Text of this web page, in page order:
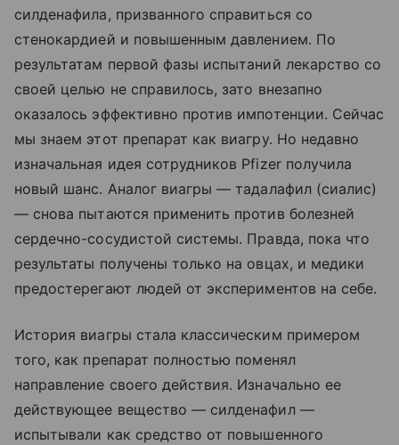
силденафила, призванного справиться со
стенокардией и повышенным давлением. По
результатам первой фазы испытаний лекарство со
своей целью не справилось, зато внезапно
оказалось эффективно против импотенции. Сейчас
мы знаем этот препарат как виагру. Но недавно
изначальная идея сотрудников Pfizer получила
новый шанс. Аналог виагры — тадалафил (сиалис)
— снова пытаются применить против болезней
сердечно-сосудистой системы. Правда, пока что
результаты получены только на овцах, и медики
предостерегают людей от экспериментов на себе.
История виагры стала классическим примером
того, как препарат полностью поменял
направление своего действия. Изначально ее
действующее вещество — силденафил —
испытывали как средство от повышенного